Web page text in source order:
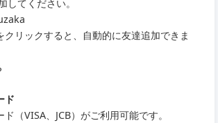
してください。
クリックすると、自動的に友達追加できま
ド
（VISA、JCB）がご利用可能です。